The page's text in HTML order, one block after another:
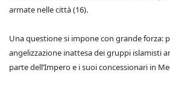
armate nelle città (16).
Una questione si impone con grande forza:
angelizzazione inattesa dei gruppi islamisti
parte dell’Impero e i suoi concessionari in